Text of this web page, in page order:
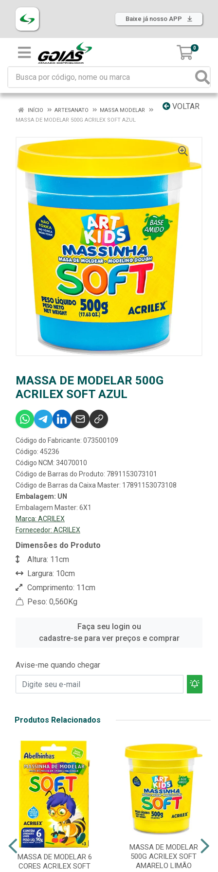
Baixe já nosso APP
0
VOLTAR
INÍCIO ARTESANATO
MASSA MODELAR
MASSA DE MODELAR 500G ACRILEX SOFT AZUL
MASSA DE MODELAR 500G
ACRILEX SOFT AZUL
Código do Fabricante: 073500109
Código: 45236
Código NCM: 34070010
Código de Barras do Produto: 7891153073101
Código de Barras da Caixa Master: 17891153073108
Embalagem: UN
Embalagem Master: 6X1
Marca: ACRILEX
Fornecedor: ACRILEX
Dimensões do Produto
Altura: 11cm
Largura: 10cm
Comprimento: 11cm
Peso: 0,560Kg
Faça seu login ou
cadastre-se para ver preços e comprar
Avise-me quando chegar
Produtos Relacionados
MASSA DE MODELAR 6
CORES ACRILEX SOFT
MASSA DE MODELAR
500G ACRILEX SOFT
AMARELO LIMÃO